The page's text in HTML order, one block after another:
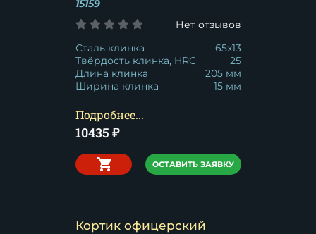
15159
Нет отзывов
Сталь клинка
65x13
Твёрдость клинка, HRC
25
Длина клинка
205 мм
Ширина клинка
15 мм
Подробнее...
10435 ₽
ОСТАВИТЬ ЗАЯВКУ
Кортик офицерский